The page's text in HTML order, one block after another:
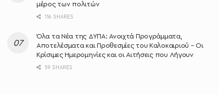
μέρος των πολιτών
116 SHARES
Όλα τα Νέα της ΔΥΠΑ: Ανοιχτά Προγράμματα,
Αποτελέσματα και Προθεσμίες του Καλοκαιριού – Οι
Κρίσιμες Ημερομηνίες και οι Αιτήσεις που Λήγουν
59 SHARES